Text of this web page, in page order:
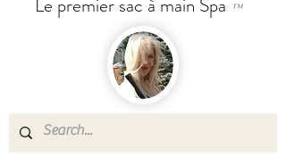
Le premier sac à main Spa ™